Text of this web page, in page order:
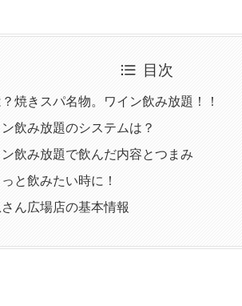
目次
？焼きスパ名物。ワイン飲み放題！！
ン飲み放題のシステムは？
ン飲み放題で飲んだ内容とつまみ
と飲みたい時に！
さん広場店の基本情報